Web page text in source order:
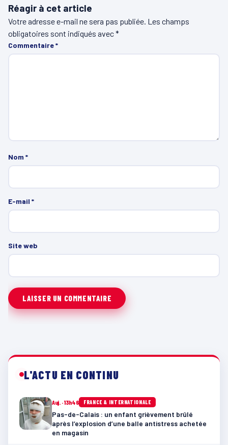
Réagir à cet article
Votre adresse e-mail ne sera pas publiée. Les champs
obligatoires sont indiqués avec*
Commentaire*
Nom *
E-mail *
Site web
L'ACTU EN CONTINU
Auj. · 13h46 FRANCE & INTERNATIONALE
Pas-de-Calais : un enfant grièvement brûlé
après l’explosion d’une balle antistress achetée
en magasin